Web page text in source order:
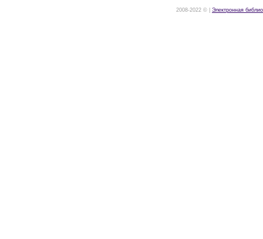
2008-2022 © | Электронная